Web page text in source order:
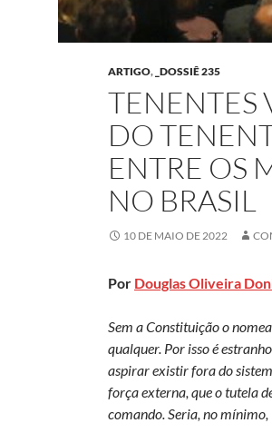
ARTIGO, _DOSSIÊ 235
TENENTES
DO
ENTRE OS
NO BRASIL
10 DE MAIO DE 2022
Por Douglas Oliveira
Sem a Constituição o
qualquer. Por isso é
aspirar existir fora do
força externa, que o tutela
comando. Seria, no